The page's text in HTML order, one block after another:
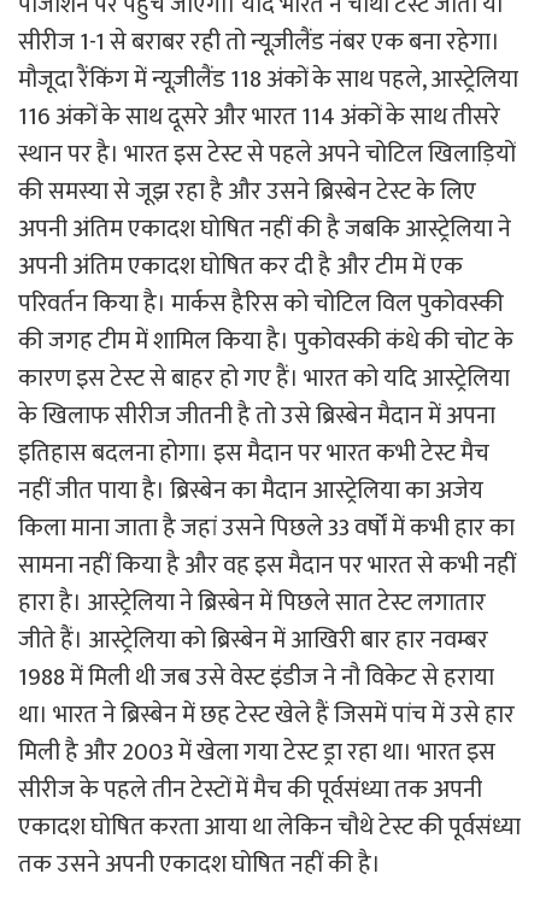
सीरीज 1-1 से बराबर रही तो न्यूज़ीलैंड नंबर एक बना रहेगा।
मौजूदा रैंकिंग में न्यूज़ीलैंड 118 अंकों के साथ पहले, आस्ट्रेलिया
116 अंकों के साथ दूसरे और भारत 114 अंकों के साथ तीसरे
स्थान पर है। भारत इस टेस्ट से पहले अपने चोटिल खिलाड़ियों
की समस्या से जूझ रहा है और उसने ब्रिस्बेन टेस्ट के लिए
अपनी अंतिम एकादश घोषित नहीं की है जबकि आस्ट्रेलिया ने
अपनी अंतिम एकादश घोषित कर दी है और टीम में एक
परिवर्तन किया है। मार्कस हैरिस को चोटिल विल पुकोवस्की
की जगह टीम में शामिल किया है। पुकोवस्की कंधे की चोट के
कारण इस टेस्ट से बाहर हो गए हैं। भारत को यदि आस्ट्रेलिया
के खिलाफ सीरीज जीतनी है तो उसे ब्रिस्बेन मैदान में अपना
इतिहास बदलना होगा। इस मैदान पर भारत कभी टेस्ट मैच
नहीं जीत पाया है। ब्रिस्बेन का मैदान आस्ट्रेलिया का अजेय
किला माना जाता है जहां उसने पिछले 33 वर्षों में कभी हार का
सामना नहीं किया है और वह इस मैदान पर भारत से कभी नहीं
हारा है। आस्ट्रेलिया ने ब्रिस्बेन में पिछले सात टेस्ट लगातार
जीते हैं। आस्ट्रेलिया को ब्रिस्बेन में आखिरी बार हार नवम्बर
1988 में मिली थी जब उसे वेस्ट इंडीज ने नौ विकेट से हराया
था। भारत ने ब्रिस्बेन में छह टेस्ट खेले हैं जिसमें पांच में उसे हार
मिली है और 2003 में खेला गया टेस्ट ड्रा रहा था। भारत इस
सीरीज के पहले तीन टेस्टों में मैच की पूर्वसंध्या तक अपनी
एकादश घोषित करता आया था लेकिन चौथे टेस्ट की पूर्वसंध्या
तक उसने अपनी एकादश घोषित नहीं की है।